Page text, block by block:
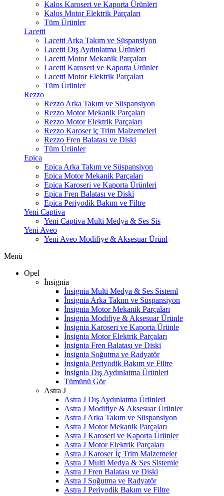
Kalos Karoseri ve Kaporta Ürünleri
Kalos Motor Elektrik Parçaları
Tüm Ürünler
Lacetti
Lacetti Arka Takım ve Süspansiyon
Lacetti Dış Aydınlatma Ürünleri
Lacetti Motor Mekanik Parçaları
Lacetti Karoseri ve Kaporta Ürünler
Lacetti Motor Elektrik Parçaları
Tüm Ürünler
Rezzo
Rezzo Arka Takım ve Süspansiyon
Rezzo Motor Mekanik Parçaları
Rezzo Motor Elektrik Parçaları
Rezzo Karoser iç Trim Malzemeleri
Rezzo Fren Balatası ve Diski
Tüm Ürünler
Epica
Epica Arka Takım ve Süspansiyon
Epica Motor Mekanik Parçaları
Epica Karoseri ve Kaporta Ürünleri
Epica Fren Balatası ve Diski
Epica Periyodik Bakım ve Filtre
Yeni Captiva
Yeni Captiva Multi Medya & Ses Sis
Yeni Aveo
Yeni Aveo Modifiye & Aksesuar Ürünl
Menü
Opel
İnsignia
İnsignia Multi Medya & Ses Sisteml
İnsignia Arka Takım ve Süspansiyon
İnsignia Motor Mekanik Parçaları
İnsignia Modifiye & Aksesuar Ürünle
İnsignia Karoseri ve Kaporta Ürünle
İnsignia Motor Elektrik Parçaları
İnsignia Fren Balatası ve Diski
İnsignia Soğutma ve Radyatör
İnsignia Periyodik Bakım ve Filtre
İnsignia Dış Aydınlatma Ürünleri
Tümünü Gör
Astra J
Astra J Dış Aydınlatma Ürünleri
Astra J Modifiye & Aksesuar Ürünler
Astra J Arka Takım ve Süspansiyon
Astra J Motor Mekanik Parçaları
Astra J Karoseri ve Kaporta Ürünler
Astra J Motor Elektrik Parçaları
Astra J Karoser İç Trim Malzemeler
Astra J Multi Medya & Ses Sistemle
Astra J Fren Balatası ve Diski
Astra J Soğutma ve Radyatör
Astra J Periyodik Bakım ve Filtre